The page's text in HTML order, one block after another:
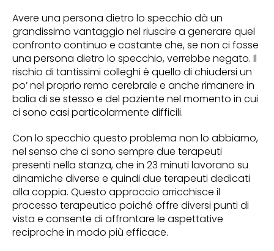
Avere una persona dietro lo specchio dà un
grandissimo vantaggio nel riuscire a generare quel
confronto continuo e costante che, se non ci fosse
una persona dietro lo specchio, verrebbe negato. Il
rischio di tantissimi colleghi è quello di chiudersi un
po’ nel proprio remo cerebrale e anche rimanere in
balia di se stesso e del paziente nel momento in cui
ci sono casi particolarmente difficili.
Con lo specchio questo problema non lo abbiamo,
nel senso che ci sono sempre due terapeuti
presenti nella stanza, che in 23 minuti lavorano su
dinamiche diverse e quindi due terapeuti dedicati
alla coppia. Questo approccio arricchisce il
processo terapeutico poiché offre diversi punti di
vista e consente di affrontare le aspettative
reciproche in modo più efficace.